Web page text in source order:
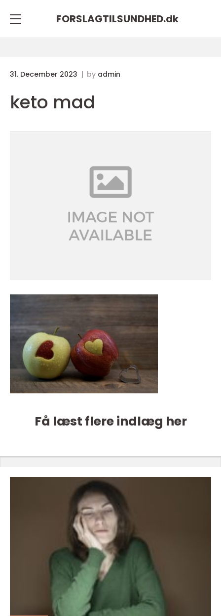
FORSLAGTILSUNDHED.dk
31. December 2023 by admin
keto mad
Få læst flere indlæg her